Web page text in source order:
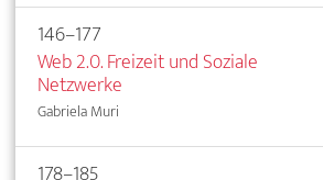
146–177
Web 2.0. Freizeit und Soziale
Netzwerke
Gabriela Muri